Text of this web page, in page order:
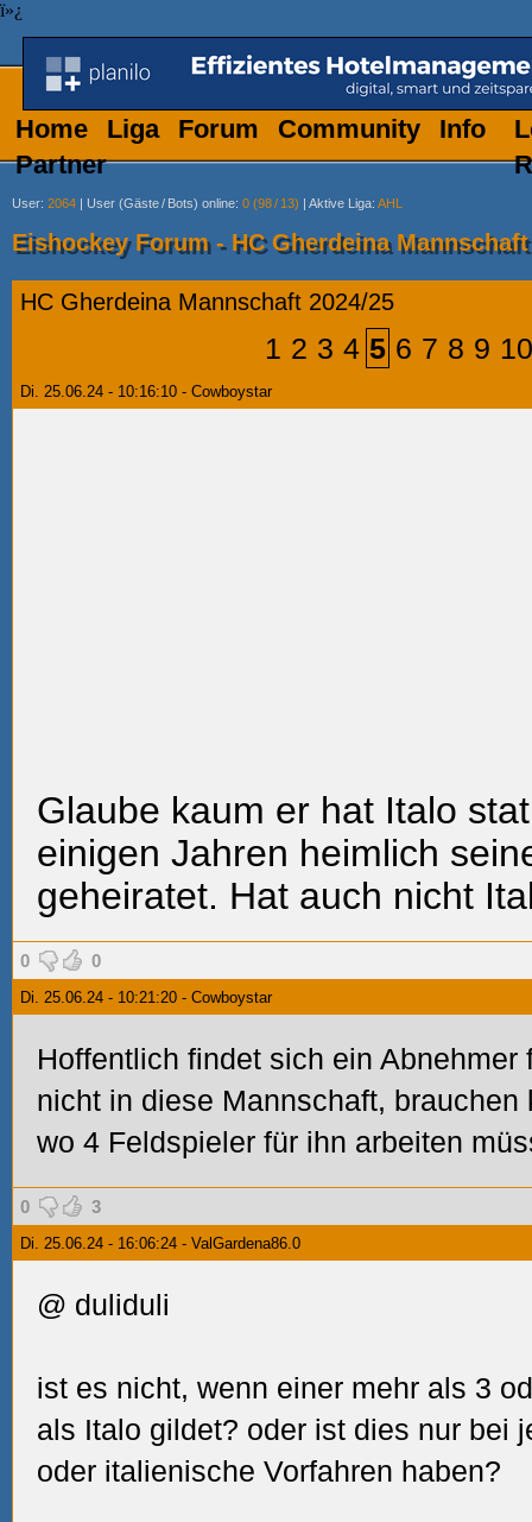
ï»¿
Home Liga Forum Community
Info
Partner
User: 2064 | User (Gäste/ Bots) online: 0 (98/ 13) | Aktive Liga: AHL
Eishockey Forum - HC Gherdeina Mannschaft
HC Gherdeina Mannschaft 2024/25
1 2 3 4 5 6 7 8 9 10
Di. 25.06.24 - 10:16:10 - Cowboystar
Glaube kaum er hat Italo
einigen Jahren heimlich
geheiratet. Hat auch nicht
0 0
Di. 25.06.24 - 10:21:20 - Cowboystar
Hoffentlich findet sich ein
nicht in diese Mannschaft,
wo 4 Feldspieler für ihn arbeiten
0 3
Di. 25.06.24 - 16:06:24 - ValGardena86.0
@ duliduli
ist es nicht, wenn einer mehr als 3
als Italo gildet? oder ist dies nur bei
oder italienische Vorfahren haben?